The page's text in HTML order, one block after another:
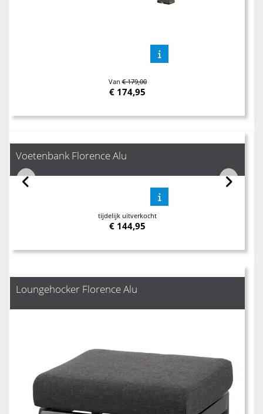
Van€ 179,00
€ 174,95
Voetenbank Florence Alu
tijdelijk uitverkocht
€ 144,95
Loungehocker Florence Alu